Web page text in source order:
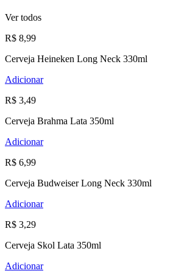
Ver todos
R$ 8,99
Cerveja Heineken Long Neck 330ml
Adicionar
R$ 3,49
Cerveja Brahma Lata 350ml
Adicionar
R$ 6,99
Cerveja Budweiser Long Neck 330ml
Adicionar
R$ 3,29
Cerveja Skol Lata 350ml
Adicionar